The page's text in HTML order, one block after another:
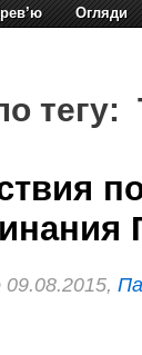
Огляди
тегу:
09.08.2015,